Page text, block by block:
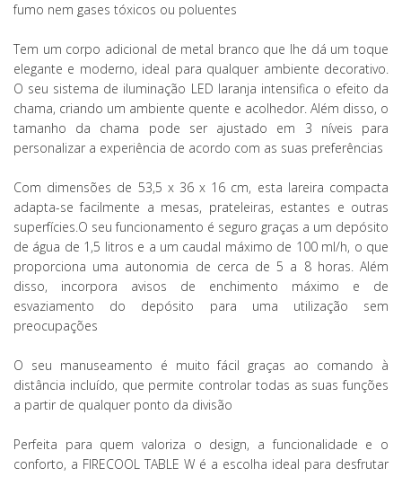
fumo nem gases tóxicos ou poluentes
Tem um corpo adicional de metal branco que lhe dá um toque
elegante e moderno, ideal para qualquer ambiente decorativo.
O seu sistema de iluminação LED laranja intensifica o efeito da
chama, criando um ambiente quente e acolhedor. Além disso, o
tamanho da chama pode ser ajustado em 3 níveis para
personalizar a experiência de acordo com as suas preferências
Com dimensões de 53,5 x 36 x 16 cm, esta lareira compacta
adapta-se facilmente a mesas, prateleiras, estantes e outras
superfícies.O seu funcionamento é seguro graças a um depósito
de água de 1,5 litros e a um caudal máximo de 100 ml/h, o que
proporciona uma autonomia de cerca de 5 a 8 horas. Além
disso, incorpora avisos de enchimento máximo e de
esvaziamento do depósito para uma utilização sem
preocupações
O seu manuseamento é muito fácil graças ao comando à
distância incluído, que permite controlar todas as suas funções
a partir de qualquer ponto da divisão
Perfeita para quem valoriza o design, a funcionalidade e o
conforto, a FIRECOOL TABLE W é a escolha ideal para desfrutar